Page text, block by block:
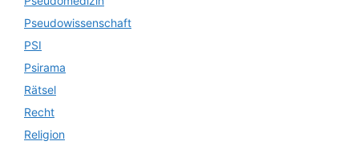
Pseudowissenschaft
PSI
Psirama
Rätsel
Recht
Religion